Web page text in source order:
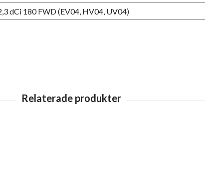
dCi 180 FWD (EV04, HV04, UV04)